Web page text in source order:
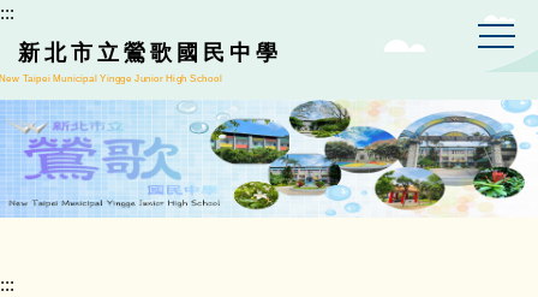
跳
到
主
要
內
容
區
:::
新北市立鶯歌國民中學
Taipei Municipal Yingge Junior High School
:::